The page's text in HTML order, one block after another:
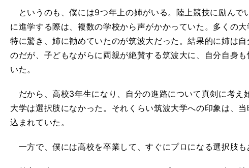
というのも、僕には9つ年上の姉がいる。陸上競技に励んで
に進学する際は、複数の学校から声がかかっていた。多くの
特に驚き、姉に勧めていたのが筑波大だった。結果的に姉は
のだが、子どもながらに両親が絶賛する筑波大に、自分自身
いた。
だから、高校3年生になり、自分の進路について真剣に考え
大学は選択肢になかった。それくらい筑波大学への印象は、
込まれていた。
一方で、僕には高校を卒業して、すぐにプロになる選択肢も